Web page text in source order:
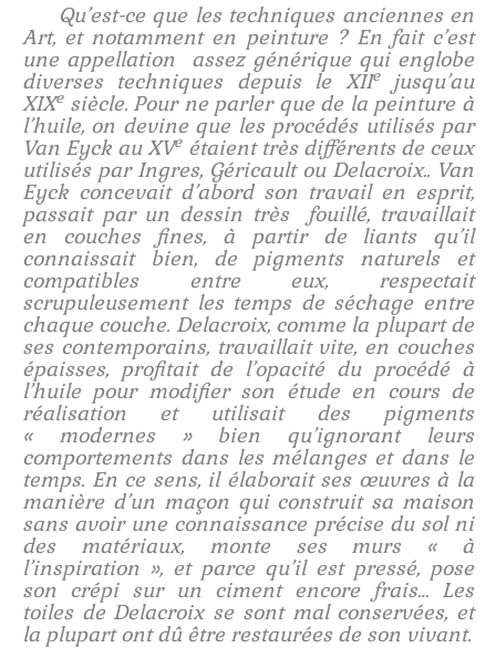
L’atelier du compagnon
Stage technique 2
Stage pose de l’or
Stage couleurs 2
L’atelier du maître d’œuvre
Stages d’été et autres…
L’aquarelle
Le pastel sec
L’encre de Chine…
Peinture et Thérapie
Stage plein air
Atelier d’iconographie
Présentation
Calendrier
Qu’est-ce que les techniques anciennes en
Art, et notamment en peinture ? En fait c’est
une appellation assez générique qui englobe
diverses techniques depuis le XIIejusqu’au
XIXesiècle. Pour ne parler que de la peinture à
l’huile, on devine que les procédés utilisés par
Van Eyck au XVeétaient très différents de ceux
utilisés par Ingres, Géricault ou Delacroix.. Van
Eyck concevait d’abord son travail en esprit,
passait par un dessin très fouillé, travaillait
en couches fines, à partir de liants qu’il
connaissait bien, de pigments naturels et
compatibles entre eux, respectait
scrupuleusement les temps de séchage entre
chaque couche. Delacroix, comme la plupart de
ses contemporains, travaillait vite, en couches
épaisses, profitait de l’opacité du procédé à
l’huile pour modifier son étude en cours de
réalisation et utilisait des pigments
« modernes » bien qu’ignorant leurs
comportements dans les mélanges et dans le
temps. En ce sens, il élaborait ses œuvres à la
manière d’un maçon qui construit sa maison
sans avoir une connaissance précise du sol ni
des matériaux, monte ses murs « à
l’inspiration », et parce qu’il est pressé, pose
son crépi sur un ciment encore frais… Les
toiles de Delacroix se sont mal conservées, et
la plupart ont dû être restaurées de son vivant.